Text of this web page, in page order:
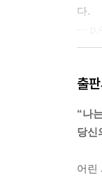
다.
---
비
원을
출
“나
당신
어린